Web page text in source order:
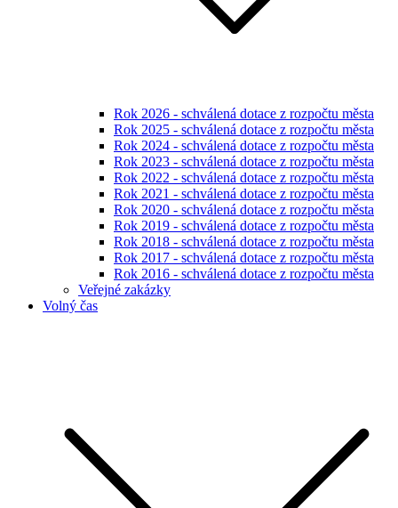
Rok 2026 - schválená dotace z rozpočtu města
Rok 2025 - schválená dotace z rozpočtu města
Rok 2024 - schválená dotace z rozpočtu města
Rok 2023 - schválená dotace z rozpočtu města
Rok 2022 - schválená dotace z rozpočtu města
Rok 2021 - schválená dotace z rozpočtu města
Rok 2020 - schválená dotace z rozpočtu města
Rok 2019 - schválená dotace z rozpočtu města
Rok 2018 - schválená dotace z rozpočtu města
Rok 2017 - schválená dotace z rozpočtu města
Rok 2016 - schválená dotace z rozpočtu města
Veřejné zakázky
Volný čas